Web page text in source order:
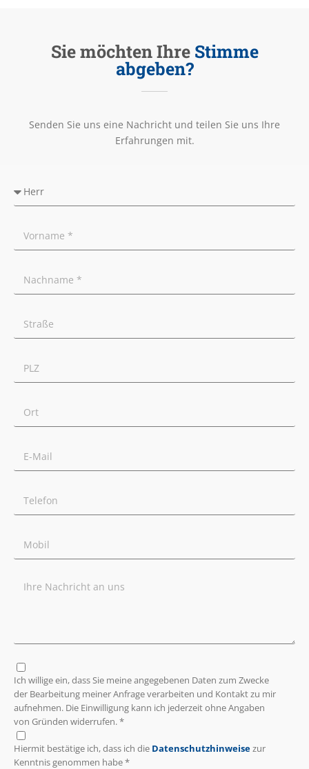
Sie möchten Ihre Stimme
abgeben?
Senden Sie uns eine Nachricht und teilen Sie uns Ihre
Erfahrungen mit.
Ich willige ein, dass Sie meine angegebenen Daten zum Zwecke
der Bearbeitung meiner Anfrage verarbeiten und Kontakt zu mir
aufnehmen. Die Einwilligung kann ich jederzeit ohne Angaben
von Gründen widerrufen. *
Hiermit bestätige ich, dass ich die Datenschutzhinweisezur
Kenntnis genommen habe *